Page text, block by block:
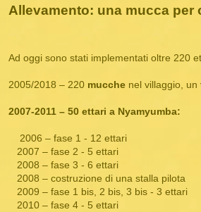
Allevamento: una mucca per
Ad oggi sono stati implementati oltre 220
2005/2018 – 220 mucche nel villaggio, un
2007-2011 – 50 ettari a Nyamyumba:
2006 – fase 1 - 12 ettari
2007 – fase 2 - 5 ettari
2008 – fase 3 - 6 ettari
2008 – costruzione di una stalla pilota
2009 – fase 1 bis, 2 bis, 3 bis - 3 ettari
2010 – fase 4 - 5 ettari